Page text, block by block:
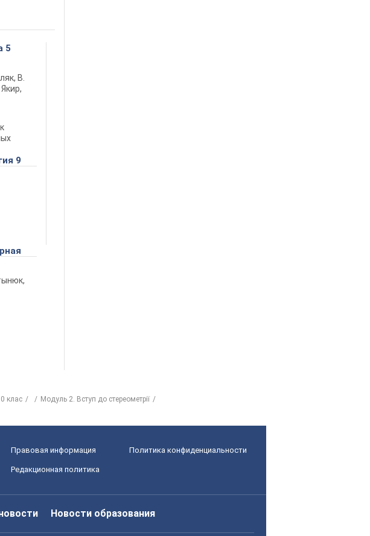
5
В.
9
клас
Модуль 2. Вступ до стереометрії
Правовая информация Политика конфиденциальности
Редакционная политика
Новости образования